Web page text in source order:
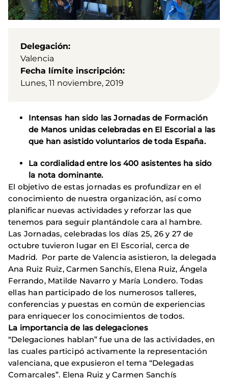
Delegación
Valencia
Fecha límite inscripción
Lunes, 11 noviembre, 2019
Intensas han sido las Jornadas de Formación
de Manos unidas celebradas en El Escorial a las
que han asistido voluntarios de toda España.
La cordialidad entre los 400 asistentes ha sido
la nota dominante.
El objetivo de estas jornadas es profundizar en el
conocimiento de nuestra organización, así como
planificar nuevas actividades y reforzar las que
tenemos para seguir plantándole cara al hambre.
Las Jornadas, celebradas los días 25, 26 y 27 de
octubre tuvieron lugar en El Escorial, cerca de
Madrid. Por parte de Valencia asistieron, la delegada
Ana Ruiz Ruiz, Carmen Sanchís, Elena Ruiz, Ángela
Ferrando, Matilde Navarro y María Londero. Todas
ellas han participado de los numerosos talleres,
conferencias y puestas en común de experiencias
para enriquecer los conocimientos de todos.
La importancia de las delegaciones
“Delegaciones hablan” fue una de las actividades, en
las cuales participó activamente la representación
valenciana, que expusieron el tema “Delegadas
Comarcales”. Elena Ruiz y Carmen Sanchís